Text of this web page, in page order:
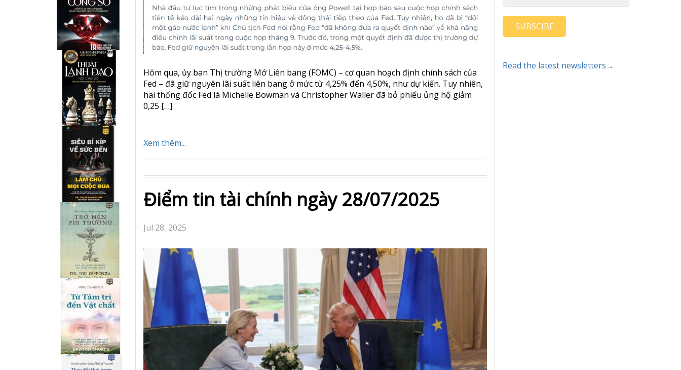
Hôm qua, ủy ban Thị trường Mở Liên bang (FOMC) – cơ quan hoạch định chính sách của
Fed – đã giữ nguyên lãi suất liên bang ở mức từ 4,25% đến 4,50%, như dự kiến. Tuy nhiên,
hai thống đốc Fed là Michelle Bowman và Christopher Waller đã bỏ phiếu ủng hộ giảm
0,25 […]
Xem thêm...
Điểm tin tài chính ngày 28/07/2025
Jul 28, 2025
SUBSCIBE
Read the latest newsletters→